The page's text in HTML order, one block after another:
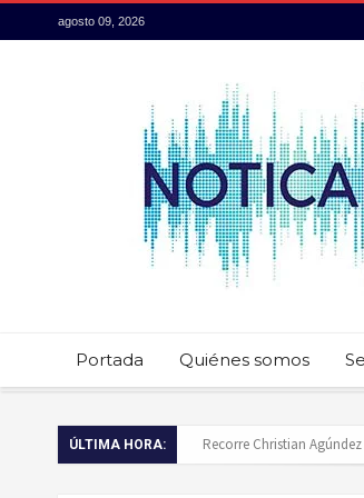
agosto 09, 2026
Portada Quiénes somos
ÚLTIMA HORA:
Baja California Sur